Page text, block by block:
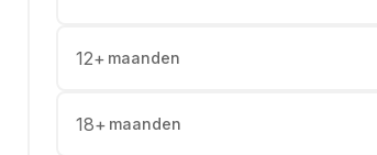
12+ maanden
18+ maanden